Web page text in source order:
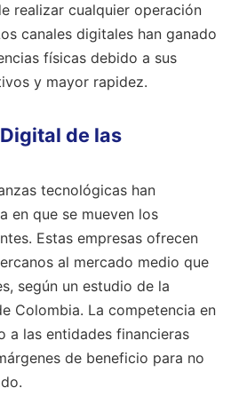
realizar cualquier operación
canales digitales han ganado
físicas debido a sus
y mayor rapidez.
de las
tecnológicas han
en que se mueven los
Estas empresas ofrecen
al mercado medio que
según un estudio de la
Colombia. La competencia en
a las entidades financieras
de beneficio para no